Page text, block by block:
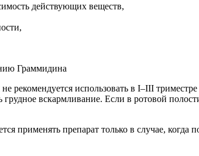
действующих веществ,
рекомендуется использовать в I–III
вскармливание. Если в ротовой
применять препарат только в случае, когда